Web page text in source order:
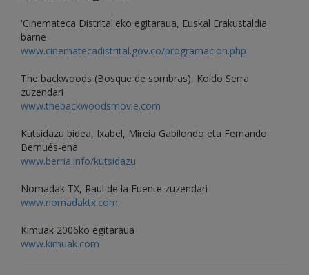
'Cinemateca Distrital'eko egitaraua, Euskal Erakustaldia
barne
www.cinematecadistrital.gov.co/programacion.php
The backwoods (Bosque de sombras), Koldo Serra
zuzendari
www.thebackwoodsmovie.com
Kutsidazu bidea, Ixabel, Mireia Gabilondo eta Fernando
Bernués-ena
www.berria.info/kutsidazu
Nomadak TX, Raul de la Fuente zuzendari
www.nomadaktx.com
Kimuak 2006ko egitaraua
www.kimuak.com